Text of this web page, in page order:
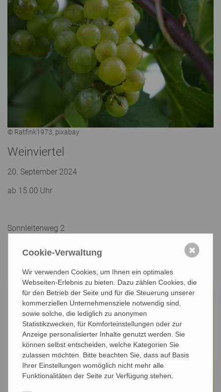
© Ratfink1973, pixabay
Weinviertel
20. September 2024
ab 15.00 Uhr
Sonnleitenweg 2
2020 Hollabrunn
Cookie-Verwaltung
Wir verwenden Cookies, um Ihnen ein optimales
Webseiten-Erlebnis zu bieten. Dazu zählen Cookies, die
für den Betrieb der Seite und für die Steuerung unserer
kommerziellen Unternehmensziele notwendig sind,
sowie solche, die lediglich zu anonymen
Statistikzwecken, für Komforteinstellungen oder zur
Anzeige personalisierter Inhalte genutzt werden. Sie
können selbst entscheiden, welche Kategorien Sie
zulassen möchten. Bitte beachten Sie, dass auf Basis
Ihrer Einstellungen womöglich nicht mehr alle
Funktionalitäten der Seite zur Verfügung stehen.
✖